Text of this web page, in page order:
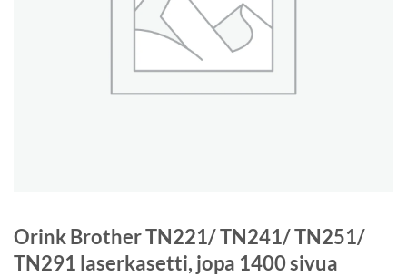
Orink Brother TN221/ TN241/ TN251/
TN291 laserkasetti, jopa 1400 sivua